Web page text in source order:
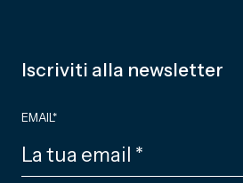
Iscriviti alla newsletter
EMAIL*